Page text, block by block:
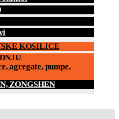
KOSILICE
agregate, pumpe,
ZONGSHEN